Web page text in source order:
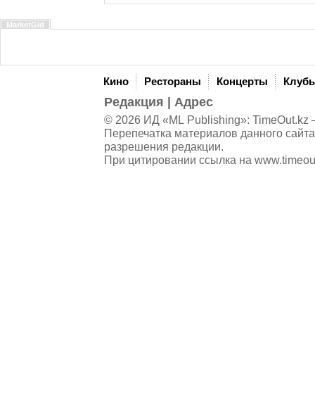
MarketGid
Кино Рестораны Концерты
Редакция Адрес
© 2026 ИД «ML Publishing»: TimeOut.kz
Перепечатка материалов данного
разрешения редакции.
При цитировании ссылка на